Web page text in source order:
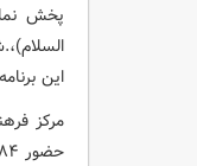
پخش
این
مرکز
حضور ۸۴ عضو و خانواده آنها برگزار کرد.